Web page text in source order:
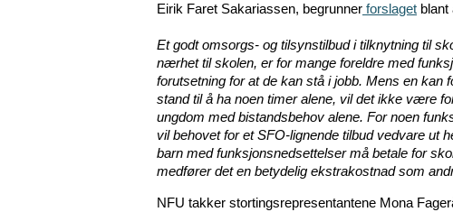
Eirik Faret Sakariassen, begrunner forslaget blant
Et godt omsorgs- og tilsynstilbud i tilknytning til
nærhet til skolen, er for mange foreldre med
forutsetning for at de kan stå i jobb. Mens en kan
stand til å ha noen timer alene, vil det ikke være
ungdom med bistandsbehov alene. For noen
vil behovet for et SFO-lignende tilbud vedvare ut
barn med funksjonsnedsettelser må betale for
medfører det en betydelig ekstrakostnad som
NFU takker stortingsrepresentantene Mona